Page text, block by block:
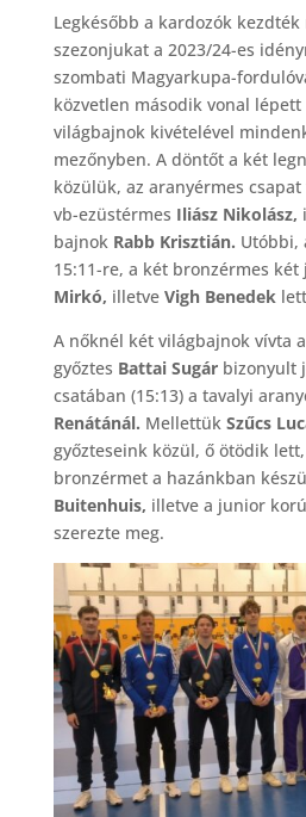
Legkésőbb a kardozók kezdték
szezonjukat a 2023/24-es
szombati Magyarkupa-
közvetlen második vonal
világbajnok kivételével
mezőnyben. A döntőt a két
közülük, az aranyérmes
vb-ezüstérmes Iliász Nikolász,
bajnok Rabb Krisztián. Utóbbi,
15:11-re, a két bronzérmes két
Mirkó, illetve Vigh Benedek
A nőknél két világbajnok vívta
győztes Battai Sugárbizonyult
csatában (15:13) a tavalyi
Renátánál. Mellettük Szűcs
győzteseink közül, ő ötödik
bronzérmet a hazánkban
Buitenhuis, illetve a junior korú
szerezte meg.